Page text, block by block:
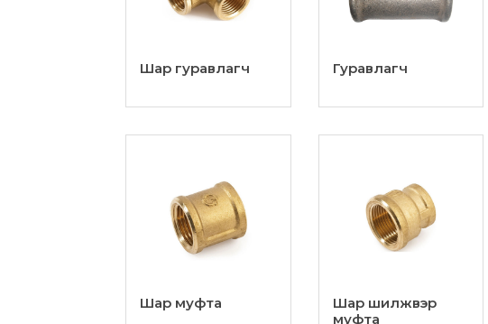
Шар гуравлагч Гуравлагч
Шар муфта
Шар шилжвэр
муфта